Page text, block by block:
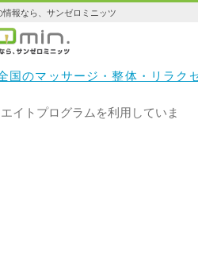
報なら、サンゼロミニッツ
国のマッサージ・整体・リラク
イトプログラムを利用していま